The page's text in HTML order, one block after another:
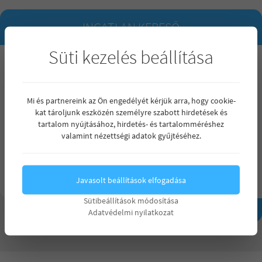
INGATLAN KERESŐ
15 000 000 Ft
20 000 000 Ft
30 000 000 Ft
35 000 000 Ft
40 000 000 Ft
Maximum ár
Mindegy
Mindegy
3 szoba
4 vagy annál több szoba
Szobák száma
Min. terület (m²) Max. terület (m²)
Részletes kereső
Süti kezelés beállítása
Mi és partnereink az Ön engedélyét kérjük arra, hogy cookie-
kat tároljunk eszközén személyre szabott hirdetések és
tartalom nyújtásához, hirdetés- és tartalomméréshez
valamint nézettségi adatok gyűjtéséhez.
Javasolt beállítások elfogadása
Sütibeállítások módosítása
Adatvédelmi nyilatkozat